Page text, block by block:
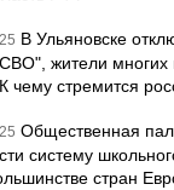
В Ульяновске
жители
чему стремится
Общественная
систему
стран